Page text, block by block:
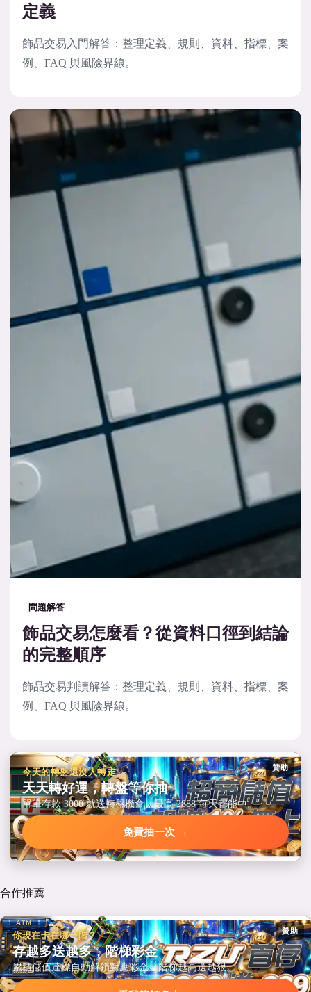
定義
飾品交易入門解答：整理定義、規則、資料、指標、案
例、FAQ 與風險界線。
問題解答
飾品交易怎麼看？從資料口徑到結論
的完整順序
飾品交易判讀解答：整理定義、規則、資料、指標、案
例、FAQ 與風險界線。
贊助
今天的轉盤還沒人轉走
天天轉好運，轉盤等你抽
單筆存款 3000 就送轉盤機會，最高 2888 每天都能中。
免費抽一次 →
合作推薦
贊助
你現在卡在哪一階？
存越多送越多，階梯彩金
累積儲值達標自動解鎖對應彩金，階梯越高送越狠。